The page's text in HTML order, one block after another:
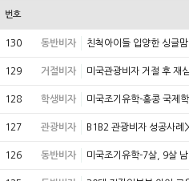
번호
130 동반비자 친척아이들 입양한 싱글
129 거절비자 미국관광비자 거절 후 재
128 학생비자 미국조기유학-홍콩 국제
127 관광비자 B1B2 관광비자 성공사례
126 동반비자 미국조기유학-7살, 9살